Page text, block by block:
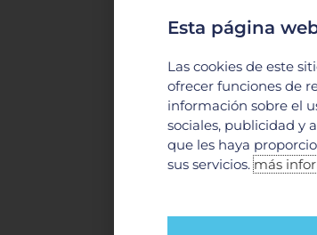
Esta página
Las cookies de este
ofrecer funciones de
información sobre el
sociales, publicidad y
que les haya
sus servicios.más